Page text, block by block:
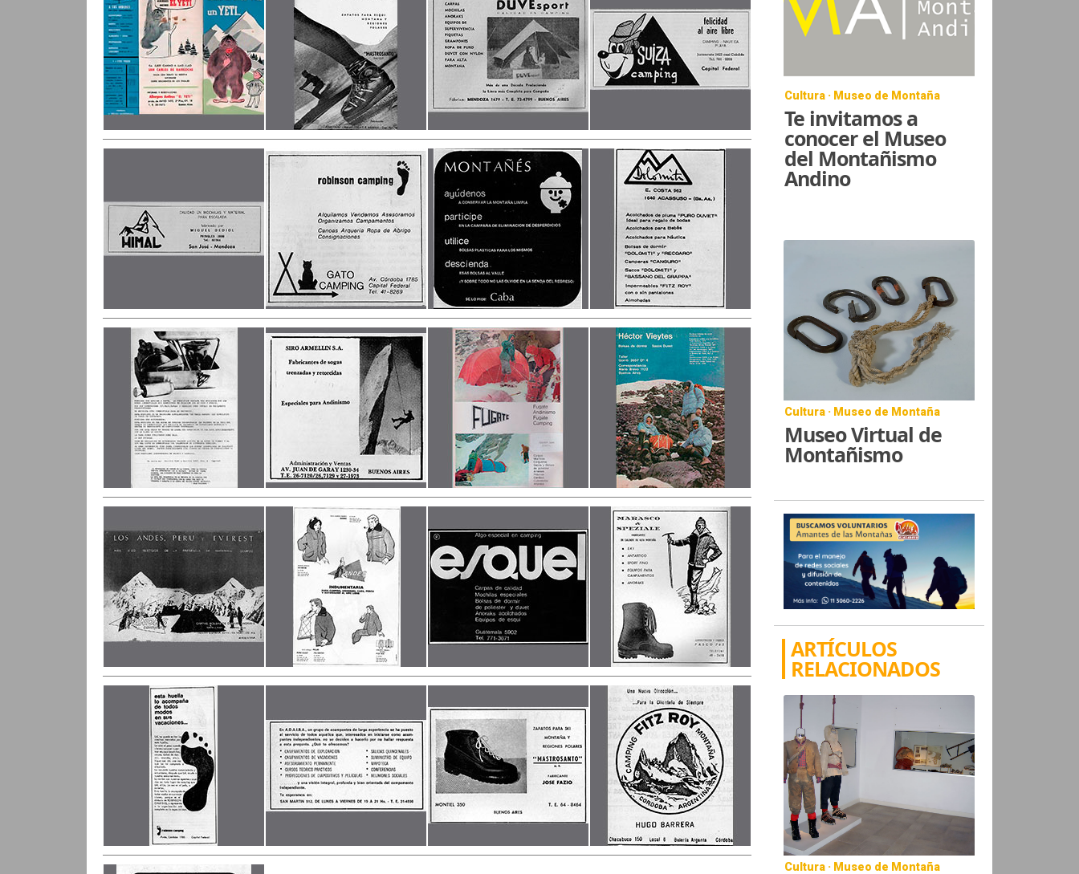
Cultura · Museo de Montaña
Te invitamos a
conocer el Museo
del Montañismo
Andino
Cultura · Museo de Montaña
Museo Virtual de
Montañismo
ARTÍCULOS
RELACIONADOS
Cultura · Museo de Montaña